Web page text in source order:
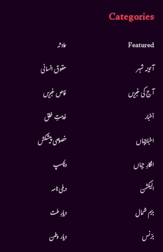
Categories
Featured
آئینہ شہر
آج کی خبریں
أخبار
اخبارجہاں
افکارِ جہاں
الیکشن
بزم شمال
بزنس
حادثہ
حقوق انسانی
خاص خبریں
خدمتِ خلق
خصوصی پیشکش
دلچسپ
دہلی نامہ
دیارِ ملت
دیار وطن